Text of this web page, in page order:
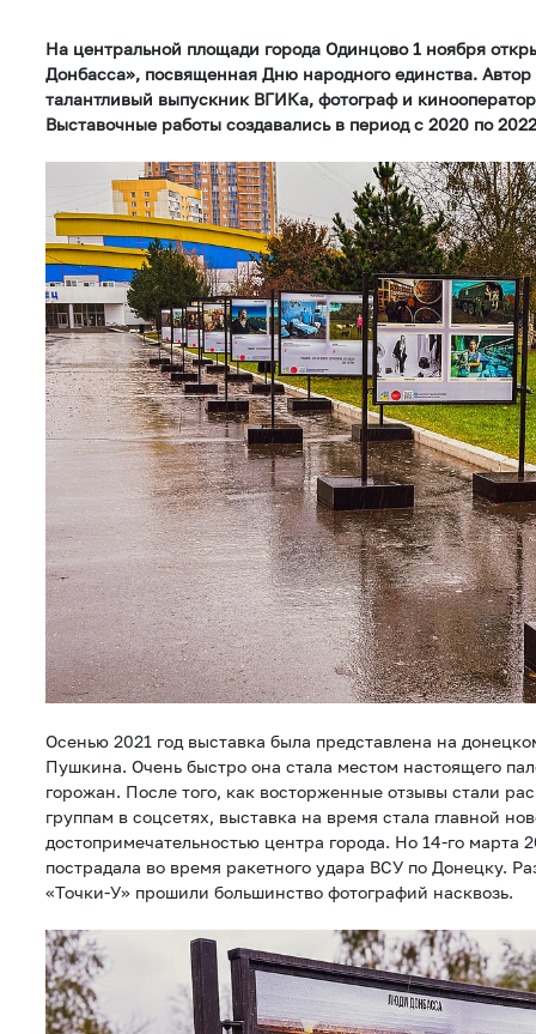
На центральной площади города Одинцово 1 ноября
Донбасса», посвященная Дню народного единства.
талантливый выпускник ВГИКа, фотограф и
Выставочные работы создавались в период с 2020 по
Осенью 2021 год выставка была представлена на
Пушкина. Очень быстро она стала местом настоящего
горожан. После того, как восторженные отзывы стали
группам в соцсетях, выставка на время стала главной
достопримечательностью центра города. Но 14-го марта
пострадала во время ракетного удара ВСУ по Донецку.
«Точки-У» прошили большинство фотографий насквозь.